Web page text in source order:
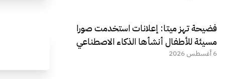
فضيحة تهز ميتا: إعلانات استخدمت صورا
مسيئة للأطفال أنشأها الذكاء الاصطناعي
6 أغسطس 2026